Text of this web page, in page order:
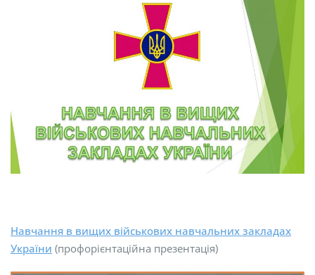
Навчання в вищих військових навчальних закладах
України (профорієнтаційна презентація)